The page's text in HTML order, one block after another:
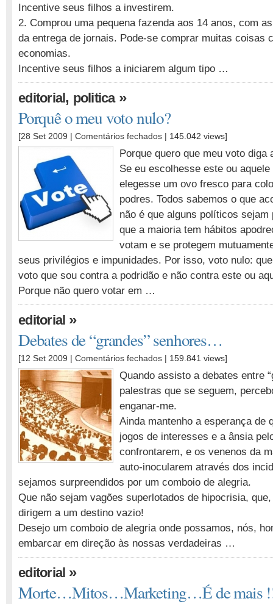
Incentive seus filhos a investirem.
2. Comprou uma pequena fazenda aos 14 anos, com
da entrega de jornais. Pode-se comprar muitas coisas
economias.
Incentive seus filhos a iniciarem algum tipo …
editorial, politica»
Porquê o meu voto nulo?
[28 Set 2009 | Comentários fechados em
o
meu
voto
nulo?
| 145.042 views]
Porque quero que meu voto diga
Se eu escolhesse este ou
elegesse um ovo fresco para
podres. Todos sabemos o que
não é que alguns políticos sejam
que a maioria tem hábitos
votam e se protegem
seus privilégios e impunidades. Por isso, voto nulo:
voto que sou contra a podridão e não contra este ou
Porque não quero votar em …
editorial »
Debates de “grandes” senhores…
[12 Set 2009 | Comentários fechados em
de
“grandes”
senhores…
| 159.841 views]
Quando assisto a debates entre
palestras que se seguem,
enganar-me.
Ainda mantenho a esperança de
jogos de interesses e a ânsia
confrontarem, e os venenos da
auto-inocularem através dos
sejamos surpreendidos por um comboio de alegria.
Que não sejam vagões superlotados de hipocrisia,
dirigem a um destino vazio!
Desejo um comboio de alegria onde possamos, nós,
embarcar em direção às nossas verdadeiras …
editorial »
Morte…Mitos…Marketing…É de mais